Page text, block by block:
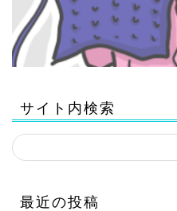
サイト内検索
最近の投稿